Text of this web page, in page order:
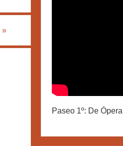
»
Paseo 1º: De